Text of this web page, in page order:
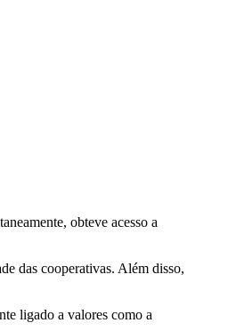
obteve acesso a
das cooperativas. Além disso,
ligado a valores como a